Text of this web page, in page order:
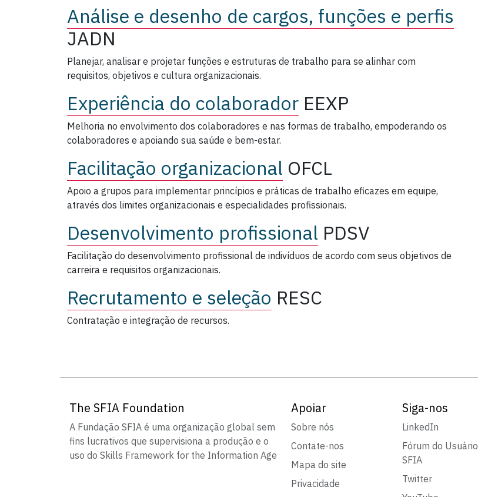
Análise e desenho de cargos, funções e perfis
JADN
Planejar, analisar e projetar funções e estruturas de trabalho para se alinhar com
requisitos, objetivos e cultura organizacionais.
Experiência do colaborador EEXP
Melhoria no envolvimento dos colaboradores e nas formas de trabalho, empoderando os
colaboradores e apoiando sua saúde e bem-estar.
Facilitação organizacional OFCL
Apoio a grupos para implementar princípios e práticas de trabalho eficazes em equipe,
através dos limites organizacionais e especialidades profissionais.
Desenvolvimento profissional PDSV
Facilitação do desenvolvimento profissional de indivíduos de acordo com seus objetivos de
carreira e requisitos organizacionais.
Recrutamento e seleção RESC
Contratação e integração de recursos.
The SFIA Foundation
A Fundação SFIA é uma organização global sem
fins lucrativos que supervisiona a produção e o
uso do Skills Framework for the Information Age
Apoiar
Sobre nós
Contate-nos
Mapa do site
Privacidade
Siga-nos
LinkedIn
Fórum do Usuário
SFIA
Twitter